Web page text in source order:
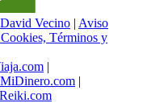
David Vecino | Aviso
Términos y
|
|